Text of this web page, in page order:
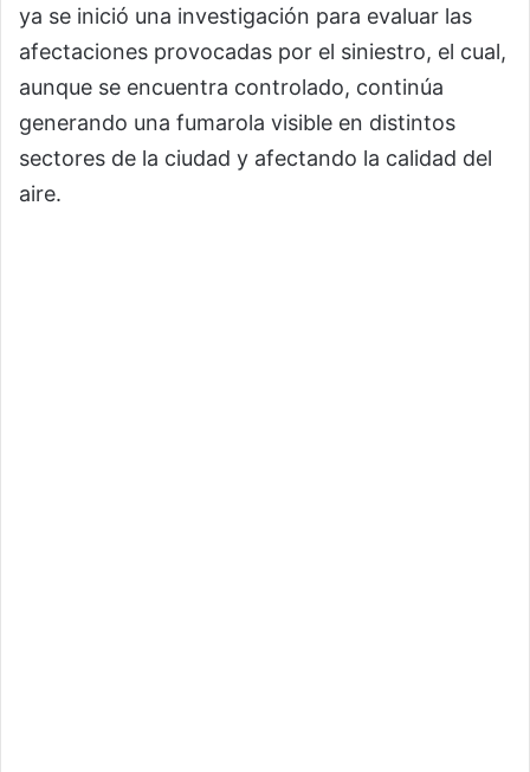
ya se inició una investigación para evaluar las
afectaciones provocadas por el siniestro, el cual,
aunque se encuentra controlado, continúa
generando una fumarola visible en distintos
sectores de la ciudad y afectando la calidad del
aire.